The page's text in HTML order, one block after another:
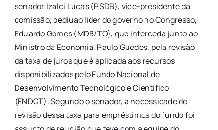
senador Izalci Lucas (PSDB), vice-presidente da
comissão, pediuao líder do governo no Congresso,
Eduardo Gomes (MDB/TO), que interceda junto ao
Ministro da Economia, Paulo Guedes, pela revisão
da taxa de juros que é aplicada aos recursos
disponibilizados pelo Fundo Nacional de
Desenvolvimento Tecnológico e Científico
(FNDCT). Segundo o senador, a necessidade de
revisão dessa taxa para empréstimos do fundo foi